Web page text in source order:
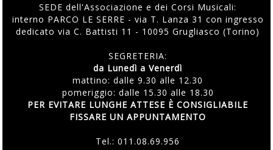
SEDE dell'Associazione e dei Corsi Musicali:
interno PARCO LE SERRE - via T. Lanza 31 con ingresso
dedicato via C. Battisti 11 - 10095 Grugliasco (Torino)
SEGRETERIA:
da Lunedì a Venerdì
mattino: dalle 9.30 alle 12.30
pomeriggio: dalle 15.30 alle 18.30
PER EVITARE LUNGHE ATTESE È CONSIGLIABILE
FISSARE UN APPUNTAMENTO
Tel.:011.08.69.956